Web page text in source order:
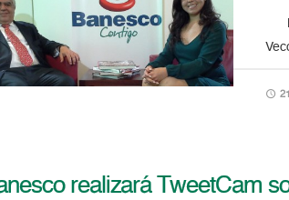
realizará TweetCam